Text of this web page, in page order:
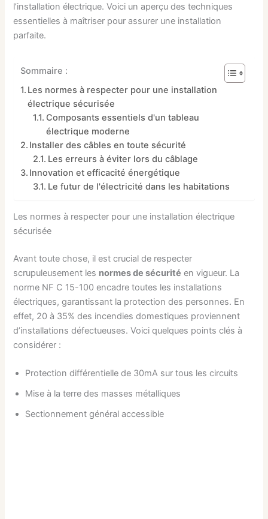
l’installation électrique. Voici un aperçu des techniques
essentielles à maîtriser pour assurer une installation
parfaite.
Sommaire :
Les normes à respecter pour une installation
électrique sécurisée
Composants essentiels d'un tableau
électrique moderne
Installer des câbles en toute sécurité
Les erreurs à éviter lors du câblage
Innovation et efficacité énergétique
Le futur de l'électricité dans les habitations
Les normes à respecter pour une installation électrique
sécurisée
Avant toute chose, il est crucial de respecter
scrupuleusement les normes de sécurité en vigueur. La
norme NF C 15-100 encadre toutes les installations
électriques, garantissant la protection des personnes. En
effet, 20 à 35% des incendies domestiques proviennent
d’installations défectueuses. Voici quelques points clés à
considérer :
Protection différentielle de 30mA sur tous les circuits
Mise à la terre des masses métalliques
Sectionnement général accessible